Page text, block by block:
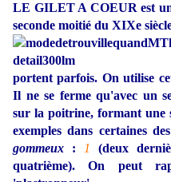
LE GILET A COEUR est
seconde moitié du XIXe
portent parfois. On utilise
Il ne se ferme qu'avec un
sur la poitrine, formant une
exemples dans certaines
gommeux : 1 (deux
quatrième). On peut